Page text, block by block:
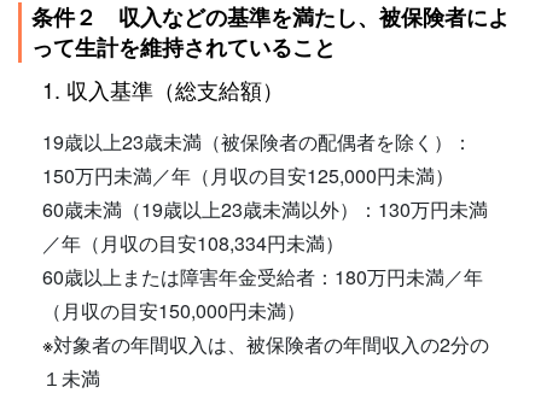
条件２ 収入などの基準を満たし、被保険者によ
って生計を維持されていること
1. 収入基準（総支給額）
19歳以上23歳未満（被保険者の配偶者を除く）：
150万円未満／年（月収の目安125,000円未満）
60歳未満（19歳以上23歳未満以外）：130万円未満
／年（月収の目安108,334円未満）
60歳以上または障害年金受給者：180万円未満／年
（月収の目安150,000円未満）
※対象者の年間収入は、被保険者の年間収入の2分の
１未満